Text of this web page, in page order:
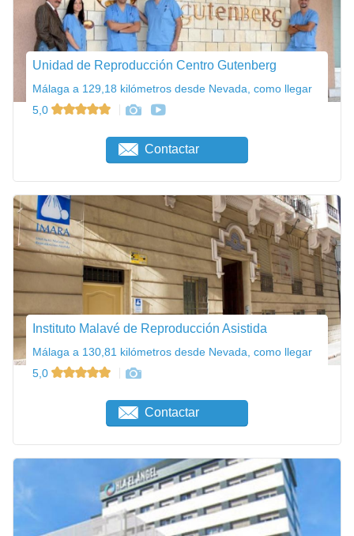
Unidad de Reproducción Centro Gutenberg
Málaga a 129,18 kilómetros desde Nevada, como llegar
5,0
Contactar
Instituto Malavé de Reproducción Asistida
Málaga a 130,81 kilómetros desde Nevada, como llegar
5,0
Contactar